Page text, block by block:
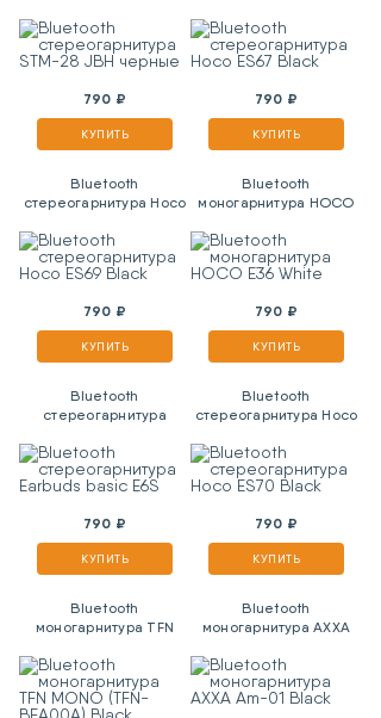
790 ₽
КУПИТЬ
790 ₽
КУПИТЬ
Bluetooth
стереогарнитура Hoco
790 ₽
КУПИТЬ
Bluetooth
моногарнитура HOCO
790 ₽
КУПИТЬ
Bluetooth
стереогарнитура
790 ₽
КУПИТЬ
Bluetooth
стереогарнитура Hoco
790 ₽
КУПИТЬ
Bluetooth
моногарнитура TFN
Black
Bluetooth
моногарнитура AXXA